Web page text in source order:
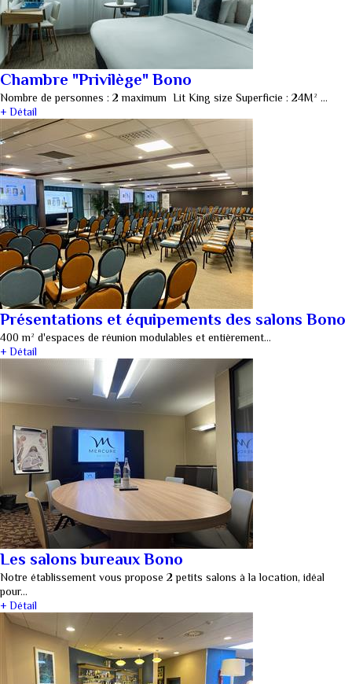
Chambre "Privilège" Bono
Nombre de personnes : 2 maximum Lit King size Superficie : 24M² …
+ Détail
Présentations et équipements des salons Bono
400 m² d'espaces de réunion modulables et entièrement…
+ Détail
Les salons bureaux Bono
Notre établissement vous propose 2 petits salons à la location, idéal
pour…
+ Détail